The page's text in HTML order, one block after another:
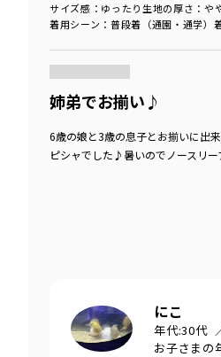
サイズ感 ：ゆったり 生地の厚さ ：や
着用シーン ：普段着（通園・通学）
姉弟でお揃い♪
6歳の娘と3歳の息子とお揃いに出
ピシャでした♪暑いのでノースリ
にこ
年代:30代
お子さまの